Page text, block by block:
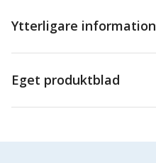
mängd
Ytterligare information
Eget produktblad